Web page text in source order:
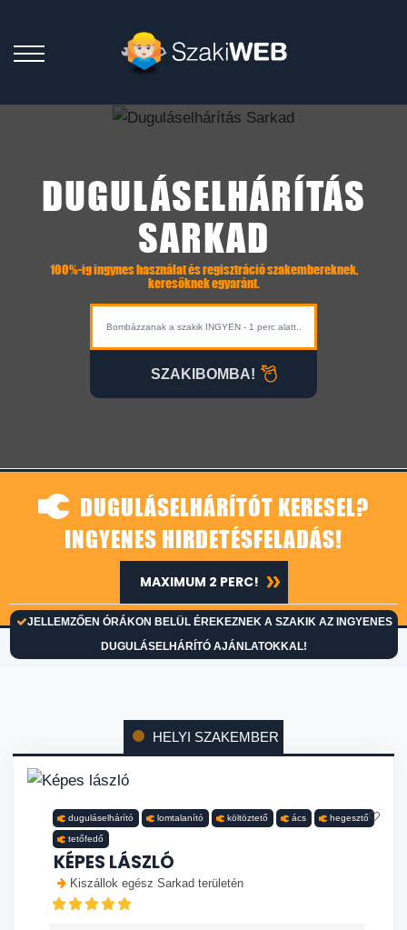
DUGULÁSELHÁRÍTÁS
SARKAD
100%-ig ingynes használat és regisztráció szakembereknek,
keresőknek egyaránt.
SZAKIBOMBA!
DUGULÁSELHÁRÍTÓT KERESEL?
INGYENES HIRDETÉSFELADÁS!
JELLEMZŐEN ÓRÁKON BELÜL ÉREKEZNEK A SZAKIK AZ INGYENES
DUGULÁSELHÁRÍTÓ AJÁNLATOKKAL!
MAXIMUM 2 PERC!
HELYI SZAKEMBER
duguláselhárító lomtalanító költöztető ács hegesztő
tetőfedő
KÉPES LÁSZLÓ
Kiszállok egész Sarkad területén